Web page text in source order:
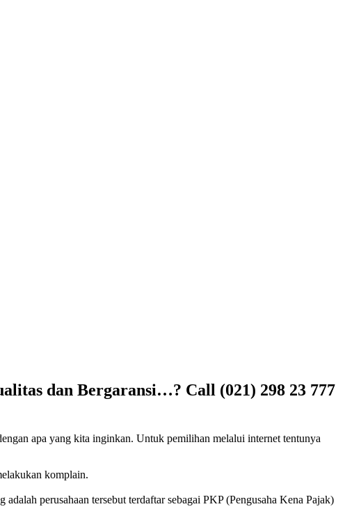
dan Bergaransi…? Call (021) 298 23 777
apa yang kita inginkan. Untuk pemilihan melalui internet tentunya
komplain.
perusahaan tersebut terdaftar sebagai PKP (Pengusaha Kena Pajak)